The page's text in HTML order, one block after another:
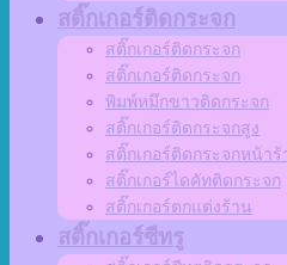
สติ๊กเกอร์ติดกระจก
สติ๊กเกอร์ติดกระจก
สติ๊กเกอร์ติดกระจก
พิมพ์หมึกขาวติดกระจก
สติ๊กเกอร์ติดกระจกสูง
สติ๊กเกอร์ติดกระจกหน้าร้
สติ๊กเกอร์ไดคัทติดกระจก
สติ๊กเกอร์ตกแต่งร้าน
สติ๊กเกอร์ซีทรู